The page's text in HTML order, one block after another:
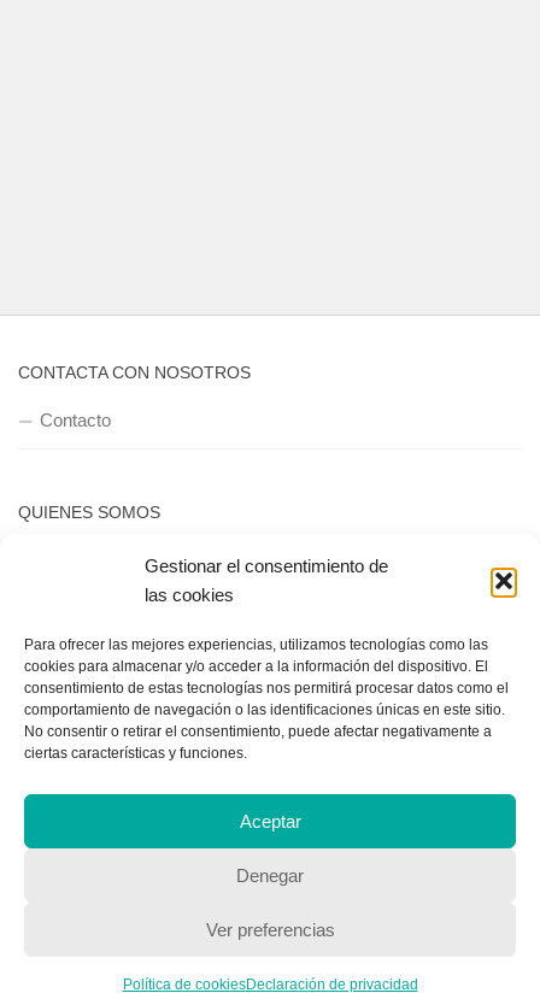
Gestionar el consentimiento de
las cookies
Para ofrecer las mejores experiencias, utilizamos tecnologías como las
cookies para almacenar y/o acceder a la información del dispositivo. El
consentimiento de estas tecnologías nos permitirá procesar datos como el
comportamiento de navegación o las identificaciones únicas en este sitio.
No consentir o retirar el consentimiento, puede afectar negativamente a
ciertas características y funciones.
Aceptar
Denegar
Ver preferencias
Política de cookiesDeclaración de privacidad
CONTACTA CON NOSOTROS
Contacto
QUIENES SOMOS
Quienes somos
POLÍTICA DE PRIVACIDAD
Política de privacidad
Copyright © 2018, Equipo IIColumnas